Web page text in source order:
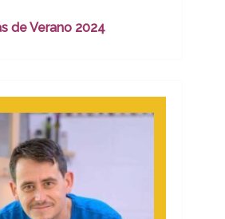
de Verano 2024